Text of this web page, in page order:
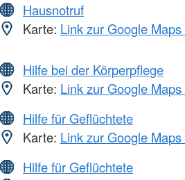
Hausnotruf
Karte: Link zur Google
Hilfe bei der Körperpflege
Karte: Link zur Google
Hilfe für Geflüchtete
Karte: Link zur Google
Hilfe für Geflüchtete